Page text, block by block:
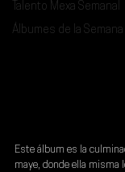
Talento Mexa Semanal
Álbumes de la Semana
Este álbum es la
maye, donde ella misma